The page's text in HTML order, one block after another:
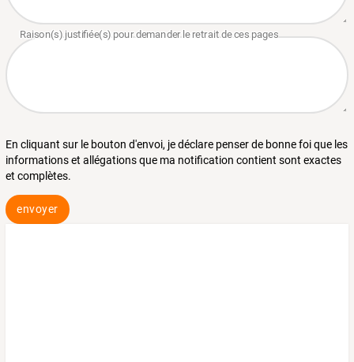
En cliquant sur le bouton d'envoi, je déclare penser de bonne foi que les
informations et allégations que ma notification contient sont exactes
et complètes.
envoyer